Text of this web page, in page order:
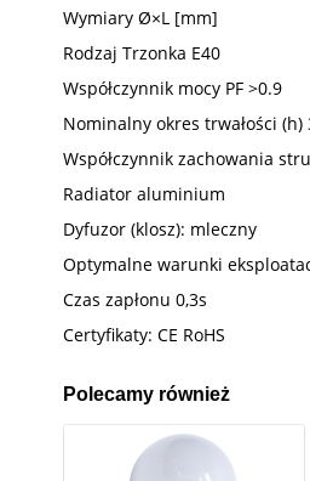
Wymiary Ø×L [mm]
Rodzaj Trzonka E40
Współczynnik mocy PF >0.9
Nominalny okres trwałości (h)
Współczynnik zachowania
Radiator aluminium
Dyfuzor (klosz): mleczny
Optymalne warunki
Czas zapłonu 0,3s
Certyfikaty: CE RoHS
Polecamy również